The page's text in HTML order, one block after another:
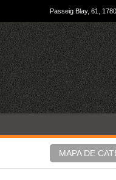
Passeig Blay, 61,
MAPA DE